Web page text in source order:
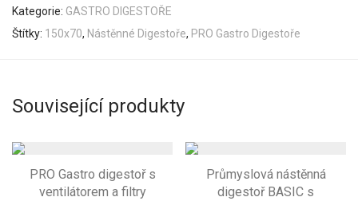
Kategorie: GASTRO DIGESTOŘE
Štítky: 150x70, Nástěnné Digestoře, PRO Gastro Digestoře
Související produkty
PRO Gastro digestoř s
ventilátorem a filtry
Průmyslová nástěnná
digestoř BASIC s